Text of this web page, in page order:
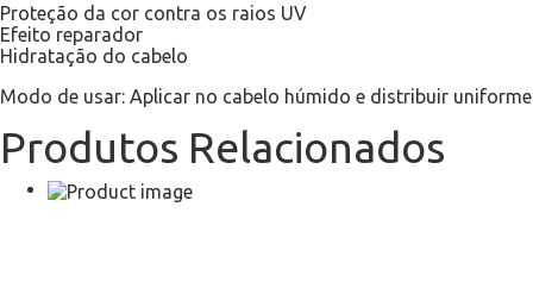
Proteção da cor contra os raios UV
Efeito reparador
Hidratação do cabelo
Modo de usar: Aplicar no cabelo húmido e distribuir
Produtos Relacionados